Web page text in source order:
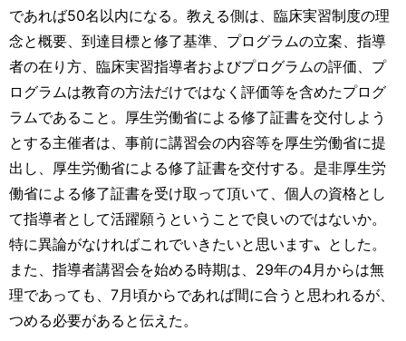
であれば50名以内になる。教える側は、臨床実習制度の理
念と概要、到達目標と修了基準、プログラムの立案、指導
者の在り方、臨床実習指導者およびプログラムの評価、プ
ログラムは教育の方法だけではなく評価等を含めたプログ
ラムであること。厚生労働省による修了証書を交付しよう
とする主催者は、事前に講習会の内容等を厚生労働省に提
出し、厚生労働省による修了証書を交付する。是非厚生労
働省による修了証書を受け取って頂いて、個人の資格とし
て指導者として活躍願うということで良いのではないか。
特に異論がなければこれでいきたいと思います〟とした。
また、指導者講習会を始める時期は、29年の4月からは無
理であっても、7月頃からであれば間に合うと思われるが、
つめる必要があると伝えた。